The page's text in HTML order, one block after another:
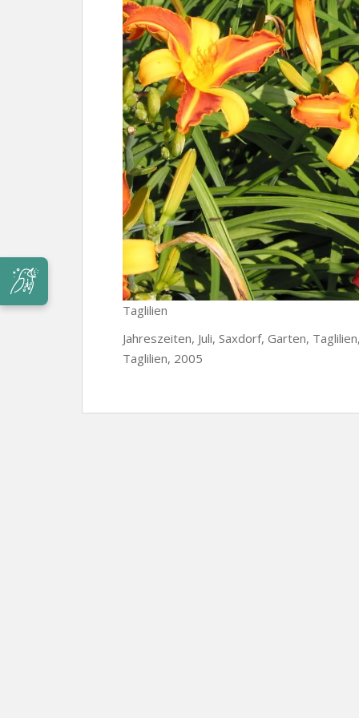
Taglilien
Jahreszeiten, Juli, Saxdorf, Garten,
Taglilien, 2005